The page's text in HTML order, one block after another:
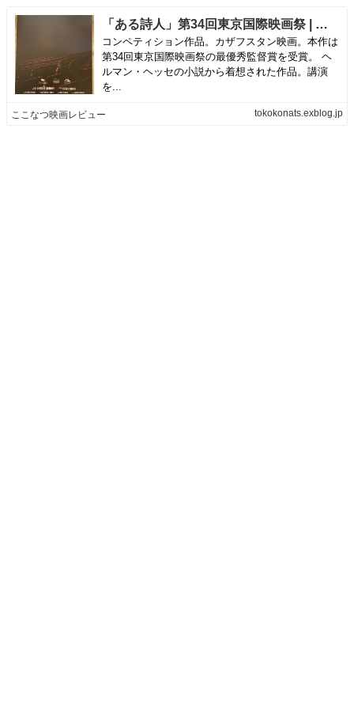
「ある詩人」第34回東京国際映画祭 | ここなつ映画レビュー
コンペティション作品。カザフスタン映画。本作は
第34回東京国際映画祭の最優秀監督賞を受賞。 ヘ
ルマン・ヘッセの小説から着想された作品。講演
を...
ここなつ映画レビュー tokokonats.exblog.jp